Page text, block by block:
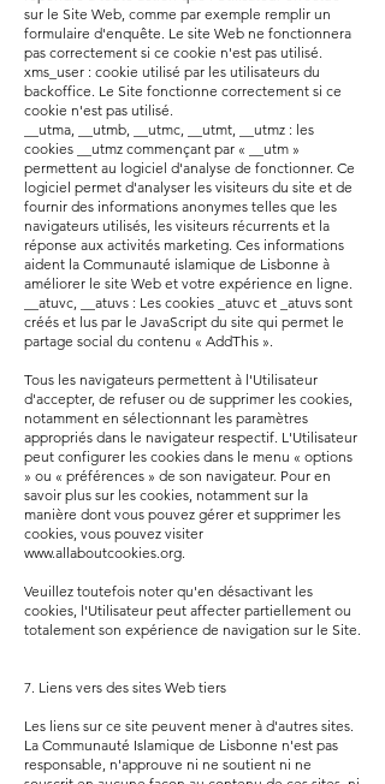
sur le Site Web, comme par exemple remplir un
formulaire d'enquête. Le site Web ne fonctionnera
pas correctement si ce cookie n'est pas utilisé.
xms_user : cookie utilisé par les utilisateurs du
backoffice. Le Site fonctionne correctement si ce
cookie n'est pas utilisé.
__utma, __utmb, __utmc, __utmt, __utmz : les
cookies __utmz commençant par « __utm »
permettent au logiciel d'analyse de fonctionner. Ce
logiciel permet d'analyser les visiteurs du site et de
fournir des informations anonymes telles que les
navigateurs utilisés, les visiteurs récurrents et la
réponse aux activités marketing. Ces informations
aident la Communauté islamique de Lisbonne à
améliorer le site Web et votre expérience en ligne.
__atuvc, __atuvs : Les cookies _atuvc et _atuvs sont
créés et lus par le JavaScript du site qui permet le
partage social du contenu « AddThis ».
Tous les navigateurs permettent à l'Utilisateur
d'accepter, de refuser ou de supprimer les cookies,
notamment en sélectionnant les paramètres
appropriés dans le navigateur respectif. L'Utilisateur
peut configurer les cookies dans le menu « options
» ou « préférences » de son navigateur. Pour en
savoir plus sur les cookies, notamment sur la
manière dont vous pouvez gérer et supprimer les
cookies, vous pouvez visiter
www.allaboutcookies.org.
Veuillez toutefois noter qu'en désactivant les
cookies, l'Utilisateur peut affecter partiellement ou
totalement son expérience de navigation sur le Site.
7. Liens vers des sites Web tiers
Les liens sur ce site peuvent mener à d'autres sites.
La Communauté Islamique de Lisbonne n'est pas
responsable, n'approuve ni ne soutient ni ne